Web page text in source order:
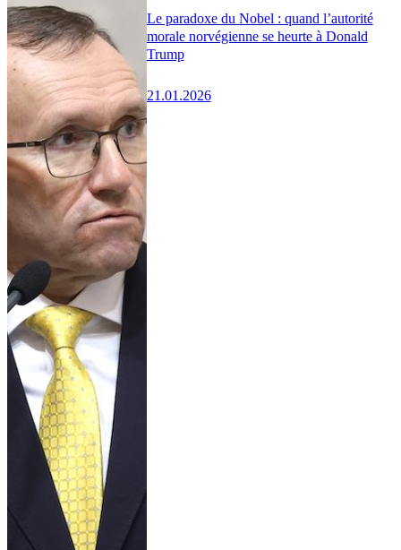
Le paradoxe du Nobel : quand l’autorité
morale norvégienne se heurte à Donald
Trump
21.01.2026